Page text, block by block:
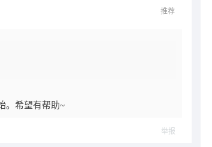
推荐
。希望有帮助~
举报